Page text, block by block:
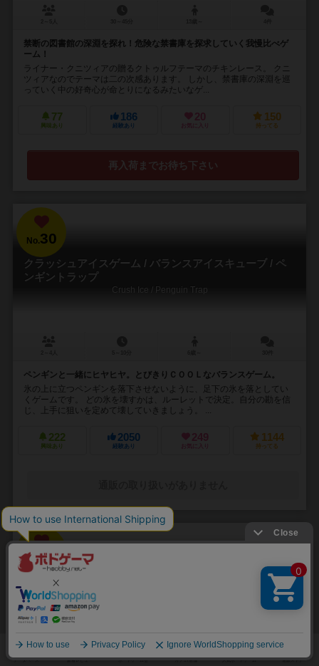
禁断の図書館の深淵を探れ！危険な禁書庫を探求していく我慢比べゲ
ーム！
ライナー・クニツィアの贈るクトゥルフテーマのチキンレース。 クニ
ツィアなのでテーマは二の次感あります。 しかし、禁書庫の深淵を巡
っていく中の好奇心が命とりになるみたいなゲ...
77
興味あり
186
経験あり
20
お気に入り
150
持ってる
再入荷までお待ち下さい
No.30
クラッシュアイスゲーム / バランスアイスキューブ / ペ
ンギントラップ
Crush Ice / Penguin Trap
ペンギンと一緒にヒヤヒヤ。とびきりＣＯＯＬなバランスゲーム。
氷の上に立つペンギンを落下させないように、足下の氷を落としてい
くゲームです。 どの氷を壊すかは、ルーレットで決定。自分の勘を信
じ、上手に狙いを定めて壊していきましょう。 ...
222
興味あり
2050
経験あり
249
お気に入り
1144
持ってる
No.31